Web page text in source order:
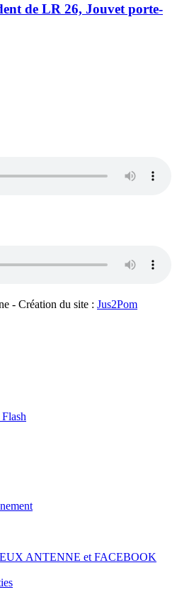
de LR 26, Jouvet porte-
- Création du site : Jus2Pom
ANTENNE et FACEBOOK